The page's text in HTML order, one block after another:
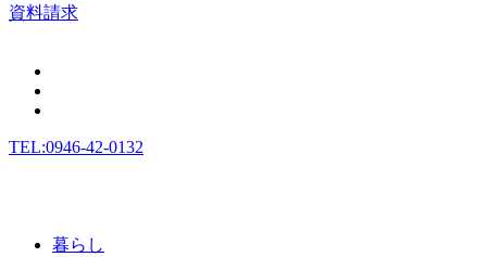
資料請求
TEL:0946-42-0132
暮らし